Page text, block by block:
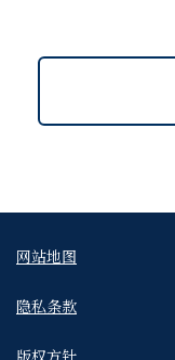
网站地图
隐私条款
版权方针